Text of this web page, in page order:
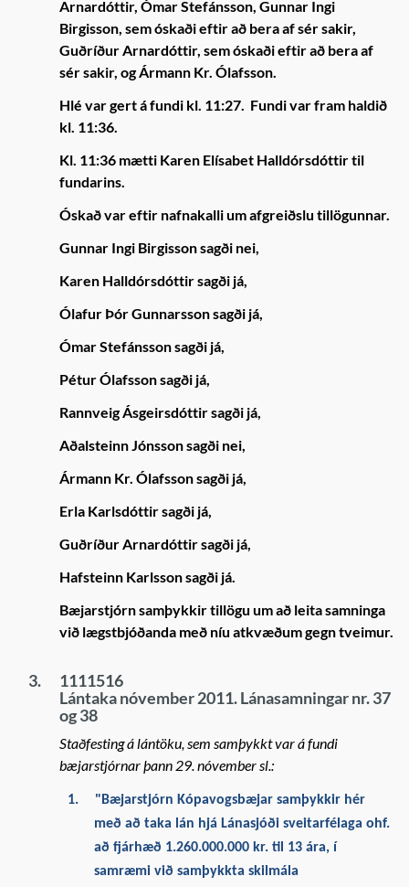
Arnardóttir, Ómar Stefánsson, Gunnar Ingi
Birgisson, sem óskaði eftir að bera af sér sakir,
Guðríður Arnardóttir, sem óskaði eftir að bera af
sér sakir, og Ármann Kr. Ólafsson.
Hlé var gert á fundi kl. 11:27. Fundi var fram haldið
kl. 11:36.
Kl. 11:36 mætti Karen Elísabet Halldórsdóttir til
fundarins.
Óskað var eftir nafnakalli um afgreiðslu tillögunnar.
Gunnar Ingi Birgisson sagði nei,
Karen Halldórsdóttir sagði já,
Ólafur Þór Gunnarsson sagði já,
Ómar Stefánsson sagði já,
Pétur Ólafsson sagði já,
Rannveig Ásgeirsdóttir sagði já,
Aðalsteinn Jónsson sagði nei,
Ármann Kr. Ólafsson sagði já,
Erla Karlsdóttir sagði já,
Guðríður Arnardóttir sagði já,
Hafsteinn Karlsson sagði já.
Bæjarstjórn samþykkir tillögu um að leita samninga
við lægstbjóðanda með níu atkvæðum gegn tveimur.
3.
1111516
Lántaka nóvember 2011. Lánasamningar nr. 37
og 38
Staðfesting á lántöku, sem samþykkt var á fundi
bæjarstjórnar þann 29. nóvember sl.:
1.
"Bæjarstjórn Kópavogsbæjar samþykkir hér
með að taka lán hjá Lánasjóði sveitarfélaga ohf.
að fjárhæð 1.260.000.000 kr. til 13 ára, í
samræmi við samþykkta skilmála